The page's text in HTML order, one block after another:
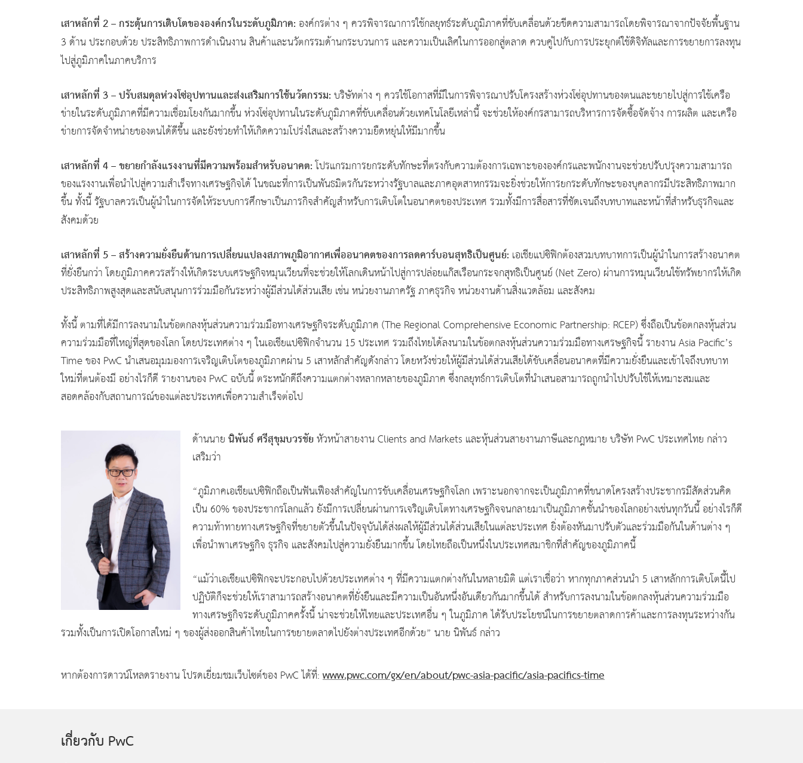
เสาหลักที่ 2 –กระตุ้นการเติบโตขององค์กรในระดับภูมิภาค:องค์กรต่าง ๆ ควรพิจารณาการใช้กลยุทธ์ระดับภูมิภาคที่ขับเคลื่อนด้วยขีดความสามารถโดยพิจารณาจากปัจจัยพื้นฐาน
3ด้าน ประกอบด้วย ประสิทธิภาพการดำเนินงาน สินค้าและนวัตกรรมด้านกระบวนการ และความเป็นเลิศในการออกสู่ตลาด ควบคู่ไปกับการประยุกต์ใช้ดิจิทัลและการขยายการลงทุน
ไปสู่ภูมิภาคในภาคบริการ
เสาหลักที่ 3 –ปรับสมดุลห่วงโซ่อุปทานและส่งเสริมการใช้นวัตกรรม:บริษัทต่าง ๆ ควรใช้โอกาสที่มีในการพิจารณาปรับโครงสร้างห่วงโซ่อุปทานของตนและขยายไปสู่การใช้เครือ
ข่ายในระดับภูมิภาคที่มีความเชื่อมโยงกันมากขึ้น ห่วงโซ่อุปทานในระดับภูมิภาคที่ขับเคลื่อนด้วยเทคโนโลยีเหล่านี้ จะช่วยให้องค์กรสามารถบริหารการจัดซื้อจัดจ้าง การผลิต และเครือ
ข่ายการจัดจำหน่ายของตนได้ดีขึ้น และยังช่วยทำให้เกิดความโปร่งใสและสร้างความยืดหยุ่นให้มีมากขึ้น
เสาหลักที่4 – ขยายกำลังแรงงานที่มีความพร้อมสำหรับอนาคต:โปรแกรมการยกระดับทักษะที่ตรงกับความต้องการเฉพาะขององค์กรและพนักงานจะช่วยปรับปรุงความสามารถ
ของแรงงานเพื่อนำไปสู่ความสำเร็จทางเศรษฐกิจได้ ในขณะที่การเป็นพันธมิตรกันระหว่างรัฐบาลและภาคอุตสาหกรรมจะยิ่งช่วยให้การยกระดับทักษะของบุคลากรมีประสิทธิภาพมาก
ขึ้น ทั้งนี้ รัฐบาลควรเป็นผู้นำในการจัดให้ระบบการศึกษาเป็นภารกิจสำคัญสำหรับการเติบโตในอนาคตของประเทศ รวมทั้งมีการสื่อสารที่ชัดเจนถึงบทบาทและหน้าที่สำหรับธุรกิจและ
สังคมด้วย
เสาหลักที่ 5–สร้างความยั่งยืนด้านการเปลี่ยนแปลงสภาพภูมิอากาศเพื่ออนาคตของการลดคาร์บอนสุทธิเป็นศูนย์: เอเชียแปซิฟิกต้องสวมบทบาทการเป็นผู้นำในการสร้างอนาคต
ที่ยั่งยืนกว่า โดยภูมิภาคควรสร้างให้เกิดระบบเศรษฐกิจหมุนเวียนที่จะช่วยให้โลกเดินหน้าไปสู่การปล่อยแก๊สเรือนกระจกสุทธิเป็นศูนย์ (Net Zero) ผ่านการหมุนเวียนใช้ทรัพยากรให้เกิด
ประสิทธิภาพสูงสุดและสนับสนุนการร่วมมือกันระหว่างผู้มีส่วนได้ส่วนเสีย เช่น หน่วยงานภาครัฐ ภาคธุรกิจ หน่วยงานด้านสิ่งแวดล้อม และสังคม
ทั้งนี้ ตามที่ได้มีการลงนามในข้อตกลงหุ้นส่วนความร่วมมือทางเศรษฐกิจระดับภูมิภาค (The Regional Comprehensive Economic Partnership: RCEP) ซึ่งถือเป็นข้อตกลงหุ้นส่วน
ความร่วมมือที่ใหญ่ที่สุดของโลก โดยประเทศต่าง ๆ ในเอเชียแปซิฟิกจำนวน 15 ประเทศ รวมถึงไทยได้ลงนามในข้อตกลงหุ้นส่วนความร่วมมือทางเศรษฐกิจนี้ รายงาน Asia Pacific’s
Time ของ PwC นำเสนอมุมมองการเจริญเติบโตของภูมิภาคผ่าน 5 เสาหลักสำคัญดังกล่าว โดยหวังช่วยให้ผู้มีส่วนได้ส่วนเสียได้ขับเคลื่อนอนาคตที่มีความยั่งยืนและเข้าใจถึงบทบาท
ใหม่ที่ตนต้องมี อย่างไรก็ดี รายงานของ PwC ฉบับนี้ ตระหนักดีถึงความแตกต่างหลากหลายของภูมิภาค ซึ่งกลยุทธ์การเติบโตที่นำเสนอสามารถถูกนำไปปรับใช้ให้เหมาะสมและ
สอดคล้องกับสถานการณ์ของแต่ละประเทศเพื่อความสำเร็จต่อไป
ด้านนายนิพันธ์ ศรีสุขุมบวรชัยหัวหน้าสายงาน Clients and Markets และหุ้นส่วนสายงานภาษีและกฎหมาย บริษัท PwC ประเทศไทย กล่าว
เสริมว่า
“ภูมิภาคเอเชียแปซิฟิกถือเป็นฟันเฟืองสำคัญในการขับเคลื่อนเศรษฐกิจโลก เพราะนอกจากจะเป็นภูมิภาคที่ขนาดโครงสร้างประชากรมีสัดส่วนคิด
เป็น 60% ของประชากรโลกแล้ว ยังมีการเปลี่ยนผ่านการเจริญเติบโตทางเศรษฐกิจจนกลายมาเป็นภูมิภาคชั้นนำของโลกอย่างเช่นทุกวันนี้ อย่างไรก็ดี
ความท้าทายทางเศรษฐกิจที่ขยายตัวขึ้นในปัจจุบันได้ส่งผลให้ผู้มีส่วนได้ส่วนเสียในแต่ละประเทศ ยิ่งต้องหันมาปรับตัวและร่วมมือกันในด้านต่าง ๆ
เพื่อนำพาเศรษฐกิจ ธุรกิจ และสังคมไปสู่ความยั่งยืนมากขึ้น โดยไทยถือเป็นหนึ่งในประเทศสมาชิกที่สำคัญของภูมิภาคนี้
“แม้ว่าเอเชียแปซิฟิกจะประกอบไปด้วยประเทศต่าง ๆ ที่มีความแตกต่างกันในหลายมิติ แต่เราเชื่อว่า หากทุกภาคส่วนนำ 5 เสาหลักการเติบโตนี้ไป
ปฏิบัติก็จะช่วยให้เราสามารถสร้างอนาคตที่ยั่งยืนและมีความเป็นอันหนึ่งอันเดียวกันมากขึ้นได้ สำหรับการลงนามในข้อตกลงหุ้นส่วนความร่วมมือ
ทางเศรษฐกิจระดับภูมิภาคครั้งนี้ น่าจะช่วยให้ไทยและประเทศอื่น ๆ ในภูมิภาค ได้รับประโยชน์ในการขยายตลาดการค้าและการลงทุนระหว่างกัน
รวมทั้งเป็นการเปิดโอกาสใหม่ ๆ ของผู้ส่งออกสินค้าไทยในการขยายตลาดไปยังต่างประเทศอีกด้วย” นาย นิพันธ์ กล่าว
หากต้องการดาวน์โหลดรายงาน โปรดเยี่ยมชมเว็บไซต์ของ PwC ได้ที่:www.pwc.com/gx/en/about/pwc-asia-pacific/asia-pacifics-time
เกี่ยวกับ PwC